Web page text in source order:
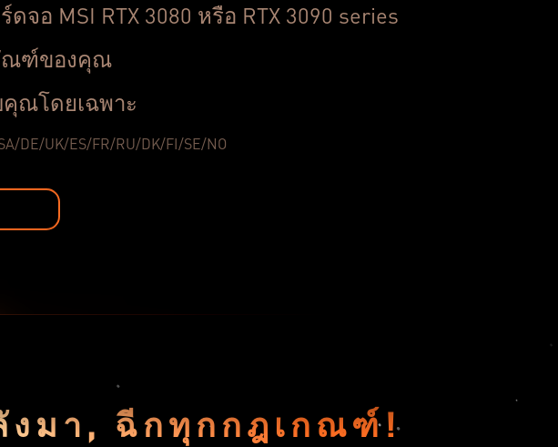
อ MSI RTX 3080 หรือ RTX 3090 series
ณฑ์ของคุณ
คุณโดยเฉพาะ
DE/UK/ES/FR/RU/DK/FI/SE/NO
งมา, ฉีกทุกกฎเกณฑ์!